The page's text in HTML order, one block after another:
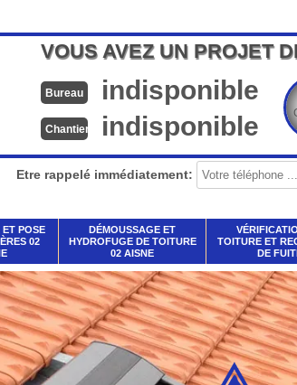
VOUS AVEZ UN PROJET
Bureau indisponible
Chantier indisponible
Etre rappelé immédiatement:
POSE
02
DÉMOUSSAGE ET
HYDROFUGE DE TOITURE
02 AISNE
TOITURE ET
DE